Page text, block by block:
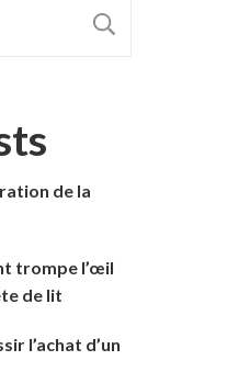
de la
trompe l’œil
de lit
l’achat d’un